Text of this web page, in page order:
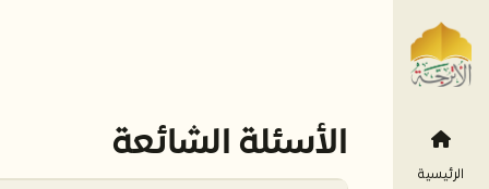
الرئيسية
الأسئلة الشائعة